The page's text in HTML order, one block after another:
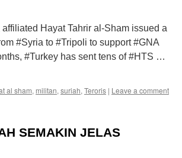
Hayat Tahrir al-Sham issued a
#Syria to #Tripoli to support #GNA
#Turkey has sent tens of #HTS …
al sham, militan, suriah, Teroris | Leave a comment
SEMAKIN JELAS